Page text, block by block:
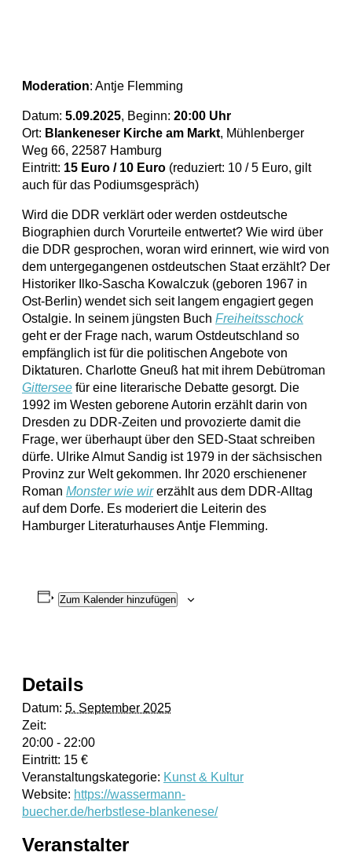
Moderation: Antje Flemming
Datum: 5.09.2025, Beginn: 20:00 Uhr
Ort: Blankeneser Kirche am Markt, Mühlenberger
Weg 66, 22587 Hamburg
Eintritt: 15 Euro / 10 Euro (reduziert: 10 / 5 Euro, gilt
auch für das Podiumsgespräch)
Wird die DDR verklärt oder werden ostdeutsche
Biographien durch Vorurteile entwertet? Wie wird über
die DDR gesprochen, woran wird erinnert, wie wird von
dem untergegangenen ostdeutschen Staat erzählt? Der
Historiker Ilko-Sascha Kowalczuk (geboren 1967 in
Ost-Berlin) wendet sich seit langem engagiert gegen
Ostalgie. In seinem jüngsten Buch Freiheitsschock
geht er der Frage nach, warum Ostdeutschland so
empfänglich ist für die politischen Angebote von
Diktaturen. Charlotte Gneuß hat mit ihrem Debütroman
Gittersee für eine literarische Debatte gesorgt. Die
1992 im Westen geborene Autorin erzählt darin von
Dresden zu DDR-Zeiten und provozierte damit die
Frage, wer überhaupt über den SED-Staat schreiben
dürfe. Ulrike Almut Sandig ist 1979 in der sächsischen
Provinz zur Welt gekommen. Ihr 2020 erschienener
Roman Monster wie wirerzählt aus dem DDR-Alltag
auf dem Dorfe. Es moderiert die Leiterin des
Hamburger Literaturhauses Antje Flemming.
Zum Kalender hinzufügen
Details
Datum: 5. September 2025
Zeit:
20:00 - 22:00
Eintritt: 15 €
Veranstaltungskategorie: Kunst & Kultur
Website: https://wassermann-
buecher.de/herbstlese-blankenese/
Veranstalter